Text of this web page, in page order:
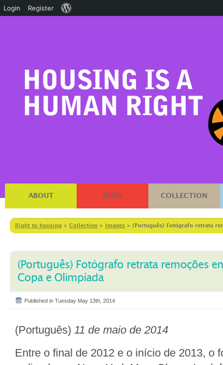
ABOUT NEWS COLLECTION
Right to housing > Collection > Images > (Português) Fotógrafo retrata
(Português) Fotógrafo retrata remoções
Copa e Olimpíada
Published in Tuesday May 13th, 2014
(Português) 11 de maio de 2014
Entre o final de 2012 e o início de 2013, o
Login Register